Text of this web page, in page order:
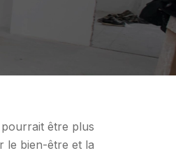
être plus
le bien-être et la